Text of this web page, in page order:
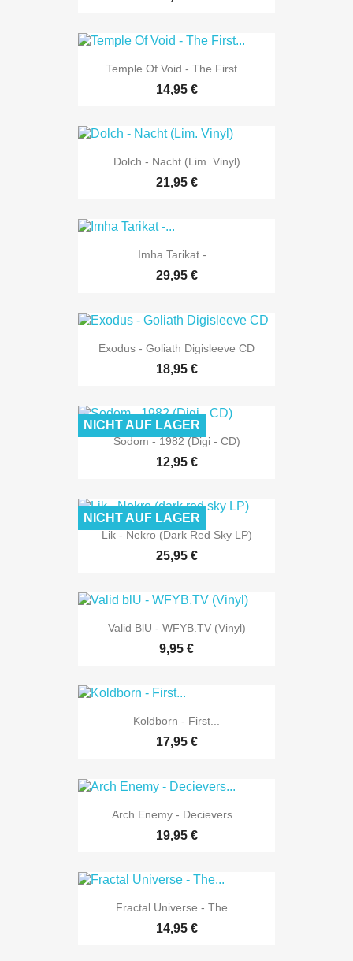
Temple Of Void - The First...
14,95 €
Dolch - Nacht (Lim. Vinyl)
21,95 €
Imha Tarikat -...
29,95 €
Exodus - Goliath Digisleeve CD
18,95 €
Sodom - 1982 (Digi - CD)
12,95 €
NICHT AUF LAGER
Lik - Nekro (dark Red Sky LP)
25,95 €
NICHT AUF LAGER
Valid BlU - WFYB.TV (Vinyl)
9,95 €
Koldborn - First...
17,95 €
Arch Enemy - Decievers...
19,95 €
Fractal Universe - The...
14,95 €